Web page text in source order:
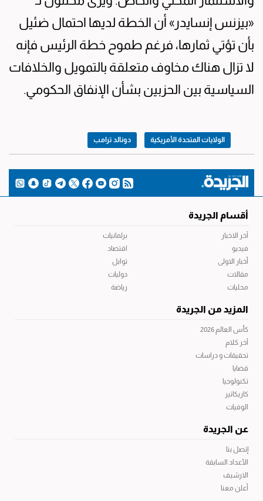
«بيزنس إنسايدر» أن الخطة لديها احتمال ضئيل
بأن تؤتي ثمارها، فرغم طموح خطة الرئيس فإنه
لا تزال هناك مخاوف متعلقة بالتمويل والخلافات
السياسية بين الحزبين بشأن الإنفاق الحكومي.
الولايات المتحدة الأمريكية دونالد ترامب
أقسام الجريدة
آخر الاخبار
فيديو
أخبار الاولى
مقالات
محليات
برلمانيات
اقتصاد
توابل
دوليات
رياضة
المزيد من الجريدة
كأس العالم 2026
آخر كلام
تحقيقات و دراسات
قضايا
تكنولوجيا
كاريكاتير
الوفيات
عن الجريدة
إتصل بنا
الأعداد السابقة
الارشيف
أعلن معنا